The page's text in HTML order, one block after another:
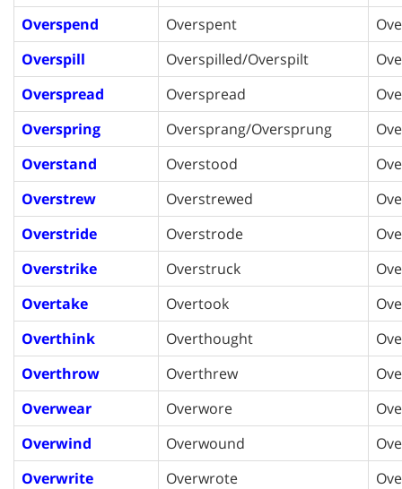
Overspend
Overspent
Overspill
Overspilled/Overspilt
Overspread
Overspread
Overspring
Oversprang/Oversprung
Overstand
Overstood
Overstrew
Overstrewed
Overstride
Overstrode
Overstrike
Overstruck
Overtake
Overtook
Overthink
Overthought
Overthrow
Overthrew
Overwear
Overwore
Overwind
Overwound
Overwrite
Overwrote